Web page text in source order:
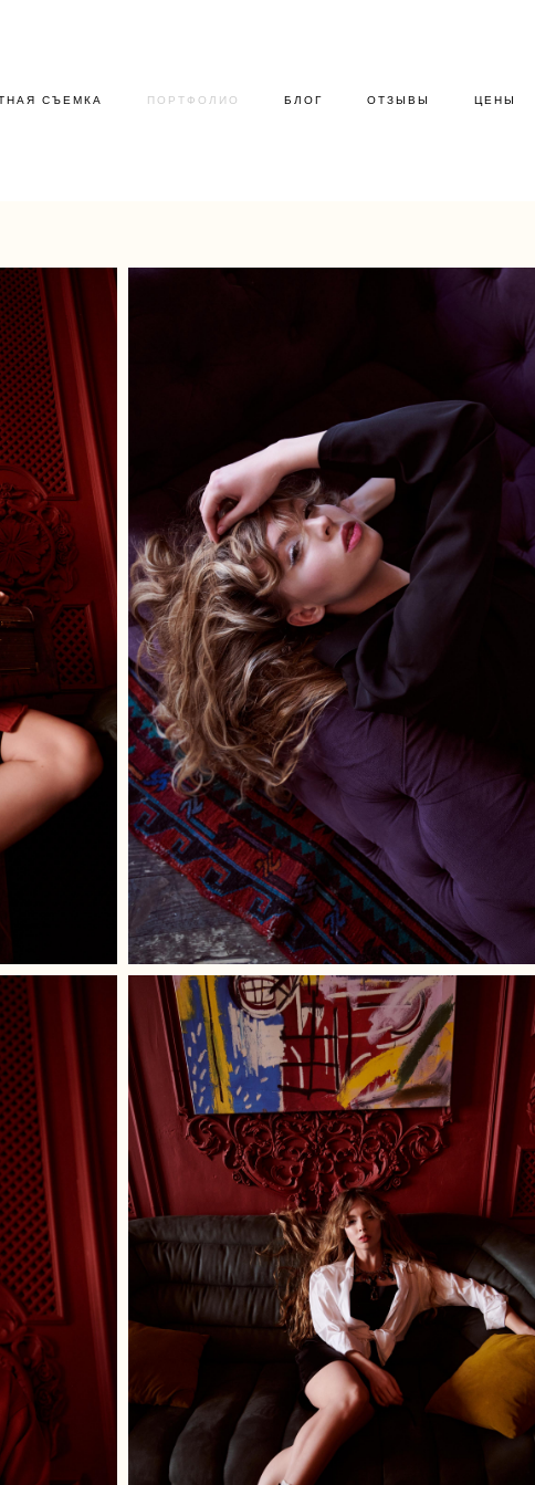
СЪЕМКА ПОРТФОЛИО БЛОГ ОТЗЫВЫ ЦЕНЫ